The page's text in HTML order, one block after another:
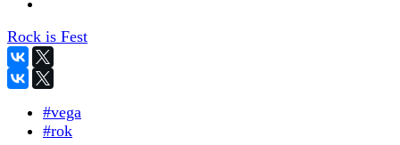
Rock is Fest
#vega
#rok